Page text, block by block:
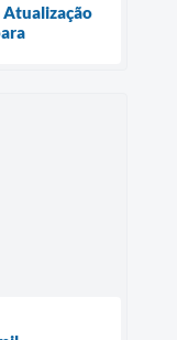
Atualização